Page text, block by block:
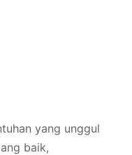
yang unggul
baik,